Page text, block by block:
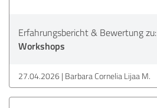
Erfahrungsbericht & Bewertung zu:
Workshops
27.04.2026 Barbara Cornelia Lijaa M.